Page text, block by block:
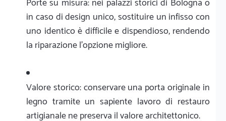
in caso di design unico, sostituire un infisso con
uno identico è difficile e dispendioso, rendendo
la riparazione l'opzione migliore.
Valore storico: conservare una porta originale in
legno tramite un sapiente lavoro di restauro
artigianale ne preserva il valore architettonico.